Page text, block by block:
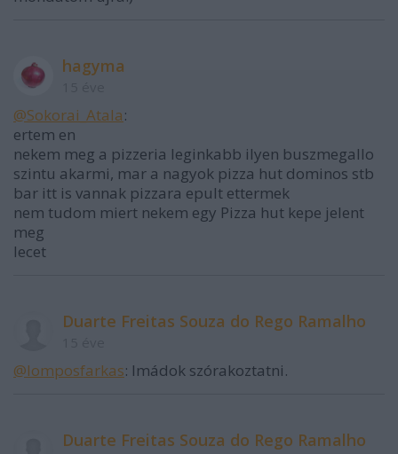
hagyma
@Sokorai_Atala:
ertem en
nekem meg a pizzeria leginkabb ilyen buszmegallo
szintu akarmi, mar a nagyok pizza hut dominos stb
bar itt is vannak pizzara epult ettermek
nem tudom miert nekem egy Pizza hut kepe jelent
meg
lecet
Duarte Freitas Souza do Rego Ramalho
@lomposfarkas: Imádok szórakoztatni.
Duarte Freitas Souza do Rego Ramalho